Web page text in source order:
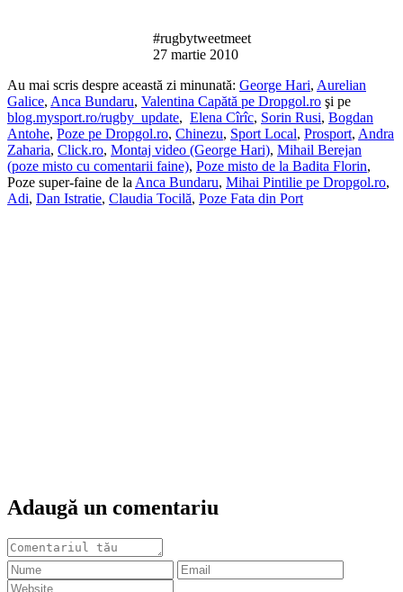
#rugbytweetmeet
27 martie 2010
Au mai scris despre această zi minunată: George Hari, Aurelian
Galice, Anca Bundaru, Valentina Capătă pe Dropgol.ro şi pe
blog.mysport.ro/rugby_update, Elena Cîrîc, Sorin Rusi, Bogdan
Antohe, Poze pe Dropgol.ro, Chinezu, Sport Local, Prosport, Andra
Zaharia, Click.ro, Montaj video (George Hari), Mihail Berejan
(poze misto cu comentarii faine), Poze misto de la Badita Florin,
Poze super-faine de la Anca Bundaru, Mihai Pintilie pe Dropgol.ro,
Adi, Dan Istratie, Claudia Tocilă, Poze Fata din Port
Adaugă un comentariu